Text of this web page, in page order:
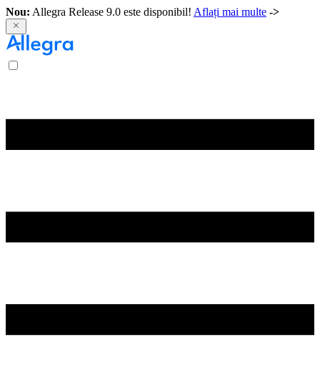
Nou: Allegra Release 9.0 este disponibil! Aflați mai multe ->